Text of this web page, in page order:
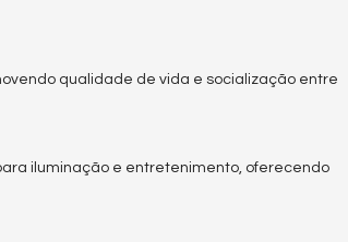
qualidade de vida e socialização entre
iluminação e entretenimento, oferecendo